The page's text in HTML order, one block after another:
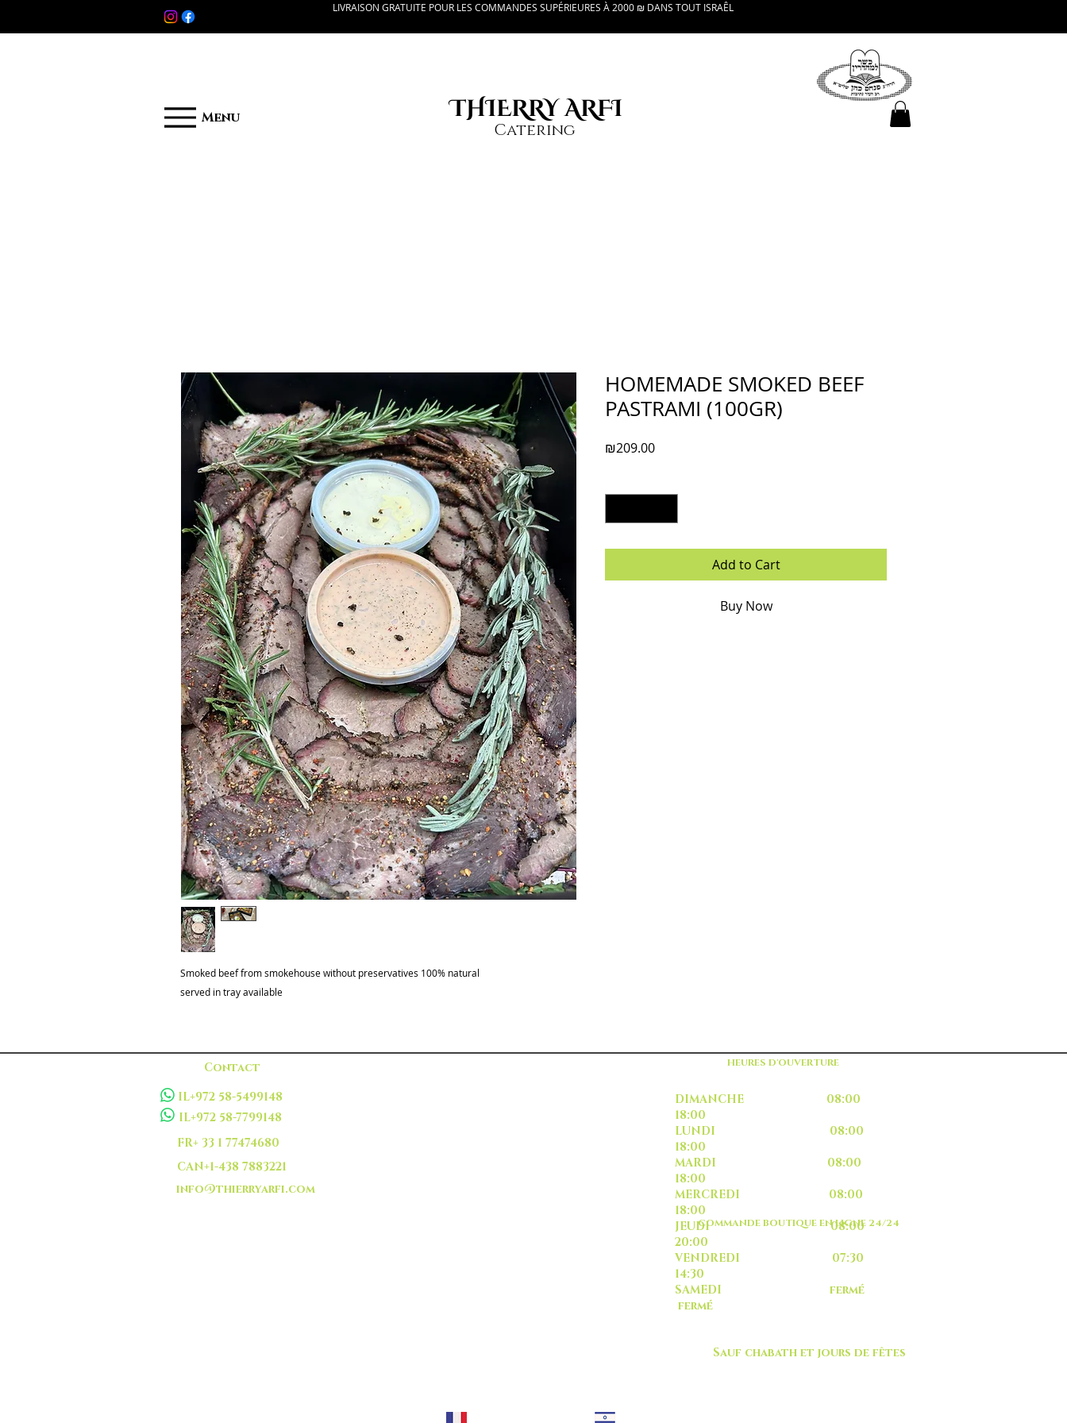
LIVRAISON GRATUITE POUR LES COMMANDES SUPÉRIEURES À 2000 ₪ DANS TOUT ISRAÊL
Menu THIERRY ARFI
Catering
Smoked beef from smokehouse without preservatives 100% natural
served in tray available
HOMEMADE SMOKED BEEF
PASTRAMI (100GR)
₪209.00Price
Add to Cart
Buy Now
Contact
IL+972 58-5499148
IL+972 58-7799148
FR+ 33 1 77474680
CAN+1-438 7883221
info@thierryarfi.com
HEURES D'OUVERTURE
COMMANDE BOUTIQUE EN LIGNE 24/24
DIMANCHE 08:00
18:00
LUNDI 08:00
18:00
MARDI 08:00
18:00
MERCREDI 08:00
18:00
JEUDI 08:00
20:00
VENDREDI 07:30
14:30
SAMEDI fermé
fermé
Sauf chabath et jours de fêtes